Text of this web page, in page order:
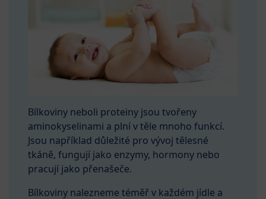
Bílkoviny neboli proteiny jsou tvořeny
aminokyselinami a plní v těle mnoho funkcí.
Jsou například důležité pro vývoj tělesné
tkáně, fungují jako enzymy, hormony nebo
pracují jako přenašeče.
Bílkoviny nalezneme téměř v každém jídle a